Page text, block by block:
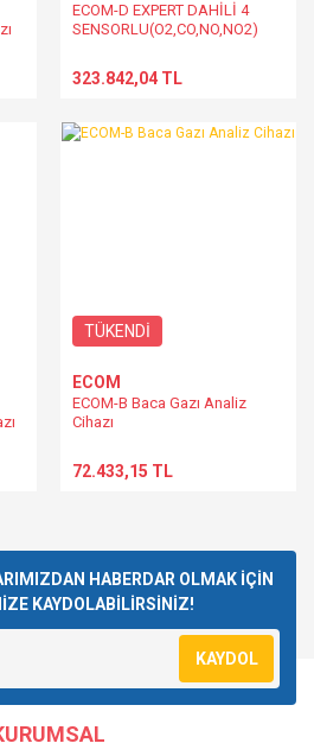
ECOM-D EXPERT DAHİLİ 4
SENSORLU(O2,CO,NO,NO2)
323.842,04 TL
TÜKENDİ
ECOM
ECOM-B Baca Gazı Analiz
Cihazı
72.433,15 TL
HABERDAR OLMAK İÇİN
KAYDOLABİLİRSİNİZ!
KAYDOL